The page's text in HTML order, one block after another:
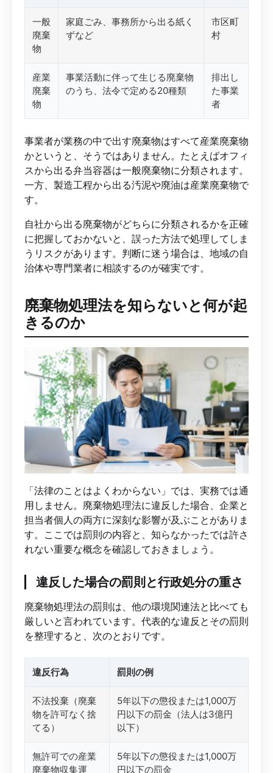
一般
廃棄
物
家庭ごみ、事務所から出る紙く
ずなど
市区町
村
産業
廃棄
物
事業活動に伴って生じる廃棄物
のうち、法令で定める20種類
排出し
た事業
者
事業者が業務の中で出す廃棄物はすべて産業廃棄物
かというと、そうではありません。たとえばオフィ
スから出る弁当容器は一般廃棄物に分類されます。
一方、製造工程から出る汚泥や廃油は産業廃棄物で
す。
自社から出る廃棄物がどちらに分類されるかを正確
に把握しておかないと、誤った方法で処理してしま
うリスクがあります。判断に迷う場合は、地域の自
治体や専門業者に相談するのが確実です。
廃棄物処理法を知らないと何が起
きるのか
「法律のことはよくわからない」では、実務では通
用しません。廃棄物処理法に違反した場合、企業と
担当者個人の両方に深刻な影響が及ぶことがありま
す。ここでは罰則の内容と、知らなかったでは許さ
れない重要な概念を確認しておきましょう。
違反した場合の罰則と行政処分の重さ
廃棄物処理法の罰則は、他の環境関連法と比べても
厳しいと言われています。代表的な違反とその罰則
を整理すると、次のとおりです。
違反行為 罰則の例
不法投棄（廃棄
物を許可なく捨
てる）
5年以下の懲役または1,000万
円以下の罰金（法人は3億円
以下）
無許可での産業
廃棄物収集運
5年以下の懲役または1,000万
円以下の罰金